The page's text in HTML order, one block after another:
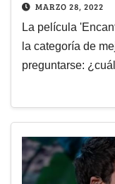
MARZO 28, 2022
La película
la categoría de
preguntarse: